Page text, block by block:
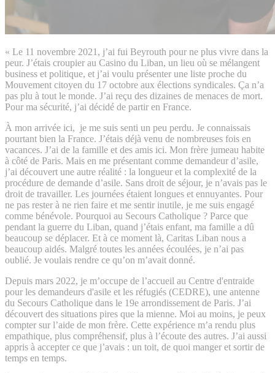
« Le 11 novembre 2021, j’ai fui Beyrouth pour ne plus vivre dans la
peur. J’étais croupier au Casino du Liban, un lieu où se mélangent
business et politique, et j’ai voulu présenter une liste proche du
Mouvement citoyen du 17 octobre aux élections syndicales. Ça n’a
pas plu à tout le monde. J’ai reçu des dizaines de menaces de mort.
Pour ma sécurité, j’ai décidé de partir en France.
À mon arrivée ici, je me suis senti un peu perdu. Je connaissais
pourtant bien la France. J’étais déjà venu de nombreuses fois en
vacances. J’ai de la famille et des amis ici. Mon frère jumeau habite
à côté de Paris. Mais en me présentant comme demandeur d’asile,
j’ai découvert une autre réalité : la longueur et la complexité de la
procédure de demande d’asile. Sans droit de séjour, je n’avais pas le
droit de travailler. Les journées étaient longues et ennuyantes. Pour
ne pas rester à ne rien faire et me sentir inutile, je me suis engagé
comme bénévole. Pourquoi au Secours Catholique ? Parce que
pendant la guerre du Liban, quand j’étais enfant, ma famille a dû
beaucoup se déplacer. Et à ce moment là, Caritas Liban nous a
beaucoup aidés. Malgré toutes les années écoulées, je n’ai pas
oublié. Je voulais rendre ce qu’on m’avait donné.
Depuis mars 2022, je m’occupe de l’accueil au Centre d'entraide
pour les demandeurs d'asile et les réfugiés (CEDRE), une antenne
du Secours Catholique dans le 19e arrondissement de Paris. J’ai
découvert des situations pires que la mienne. Moi au moins, je peux
compter sur l’aide de mon frère. Cette expérience m’a rendu plus
empathique, plus compréhensif, plus à l’écoute des autres. J’ai aussi
appris à accepter ce que j’avais : un toit, de quoi manger et sortir de
temps en temps.